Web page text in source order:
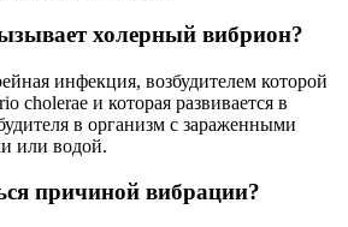
холерный вибрион?
инфекция, возбудителем которой
cholerae и которая развивается в
в организм с зараженными
или водой.
причиной вибрации?